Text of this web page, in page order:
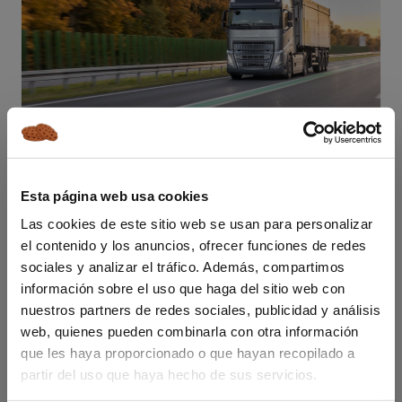
Esta página web usa cookies
Las cookies de este sitio web se usan para personalizar
el contenido y los anuncios, ofrecer funciones de redes
sociales y analizar el tráfico. Además, compartimos
información sobre el uso que haga del sitio web con
nuestros partners de redes sociales, publicidad y análisis
web, quienes pueden combinarla con otra información
que les haya proporcionado o que hayan recopilado a
partir del uso que haya hecho de sus servicios.
VENTAJAS DE IMPORTAR UN CAMIÓN DE
ALEMANIA
Ahora que ya sabes cómo adquirir un camión en
Alemania, vamos a valorar las principales ventajas de
importar un camión de Alemania son las siguientes:
Mayor variedad de modelos: en Alemania
puedes encontrar una mayor variedad de
modelos de camiones, con más extras,
equipamiento, etc. que en España.
Precio: elprecio de un camión de la misma